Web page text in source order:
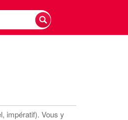
impératif). Vous y